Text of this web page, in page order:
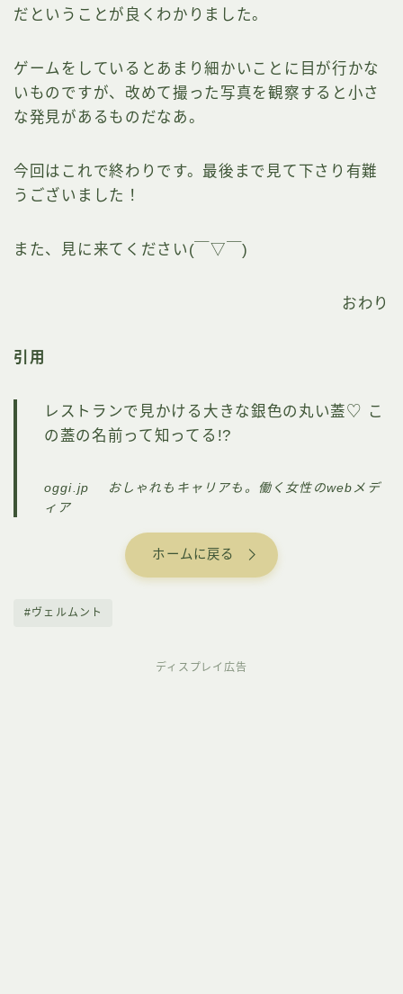
だということが良くわかりました。
ゲームをしているとあまり細かいことに目が行かな
いものですが、改めて撮った写真を観察すると小さ
な発見があるものだなあ。
今回はこれで終わりです。最後まで見て下さり有難
うございました！
また、見に来てください(￣▽￣)
おわり
引用
レストランで見かける大きな銀色の丸い蓋♡ こ
の蓋の名前って知ってる!?
oggi.jp おしゃれもキャリアも。働く女性のwebメデ
ィア
ホームに戻る
#ヴェルムント
ディスプレイ広告